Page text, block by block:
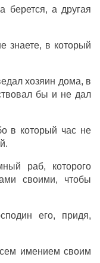
берется,а другая
знаете, в который
хозяин дома, в
бы и не дал
в который час не
.
раб, которого
своими, чтобы
его, придя,
имением своим